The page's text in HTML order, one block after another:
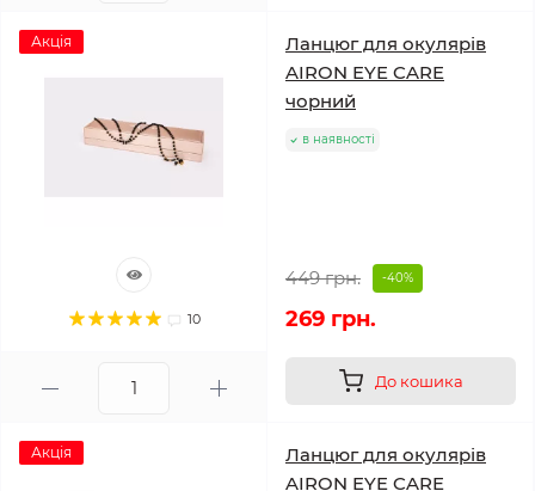
Акція
10
Ланцюг для окулярів
AIRON EYE CARE
чорний
в наявності
449 грн. -40%
269 грн.
До кошика
Акція
Ланцюг для окулярів
AIRON EYE CARE